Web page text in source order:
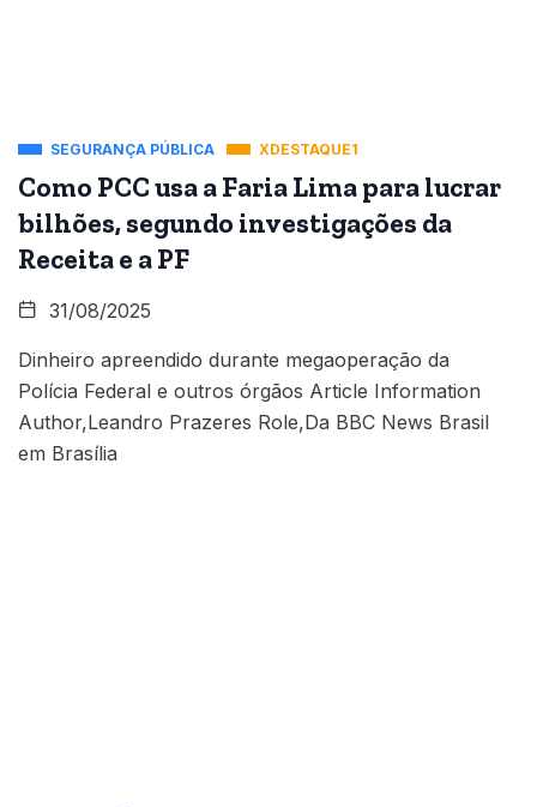
SEGURANÇA PÚBLICA XDESTAQUE1
Como PCC usa a Faria Lima para lucrar
bilhões, segundo investigações da
Receita e a PF
31/08/2025
Dinheiro apreendido durante megaoperação da
Polícia Federal e outros órgãos Article Information
Author,Leandro Prazeres Role,Da BBC News Brasil
em Brasília